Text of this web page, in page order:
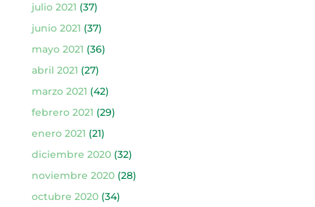
julio 2021 (37)
junio 2021 (37)
mayo 2021 (36)
abril 2021 (27)
marzo 2021 (42)
febrero 2021 (29)
enero 2021 (21)
diciembre 2020(32)
noviembre 2020(28)
octubre 2020(34)